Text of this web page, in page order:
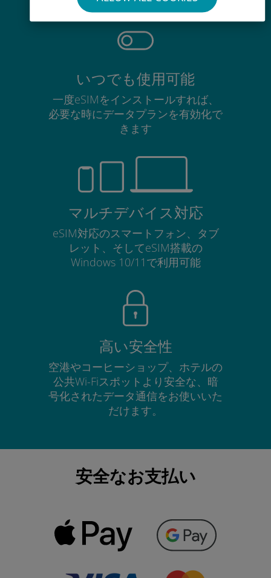
いつでも使用可能
一度eSIMをインストールすれば、
必要な時にデータプランを有効化で
きます
マルチデバイス対応
eSIM対応のスマートフォン、タブ
レット、そしてeSIM搭載の
Windows 10/11で利用可能
高い安全性
空港やコーヒーショップ、ホテルの
公共Wi-Fiスポットより安全な、暗
号化されたデータ通信をお使いいた
だけます。
安全なお支払い